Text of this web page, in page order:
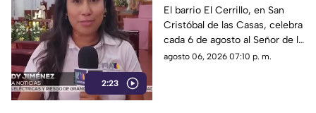
2:23
Cristóbal de las Casas:
Tradición y fe en El
Cerrillo
El barrio El Cerrillo, en San
Cristóbal de las Casas, celebra
cada 6 de agosto al Señor de la
Transfiguración con misas,
agosto 06, 2026 07:10 p. m.